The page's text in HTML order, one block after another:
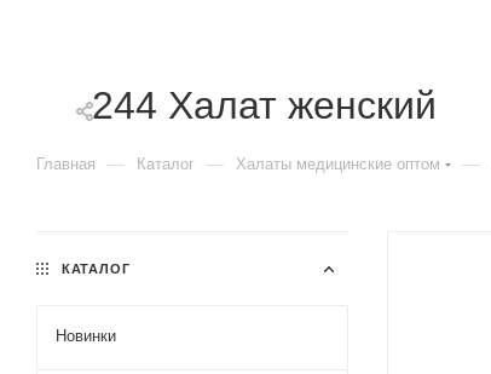
244 Халат женский
Главная — Каталог — Халаты медицинские оптом —
КАТАЛОГ
Новинки